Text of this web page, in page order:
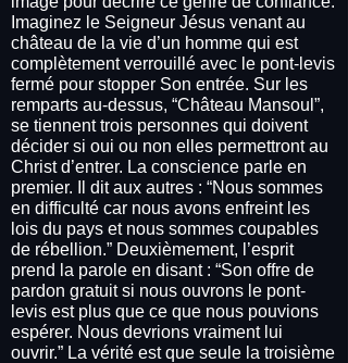
Imaginez le Seigneur Jésus venant au
château de la vie d’un homme qui est
complètement verrouillé avec le pont-levis
fermé pour stopper Son entrée. Sur les
remparts au-dessus, “Château Mansoul”,
se tiennent trois personnes qui doivent
décider si oui ou non elles permettront au
Christ d’entrer. La conscience parle en
premier. Il dit aux autres : “Nous sommes
en difficulté car nous avons enfreint les
lois du pays et nous sommes coupables
de rébellion.” Deuxièmement, l’esprit
prend la parole en disant : “Son offre de
pardon gratuit si nous ouvrons le pont-
levis est plus que ce que nous pouvions
espérer. Nous devrions vraiment lui
ouvrir.” La vérité est que seule la troisième